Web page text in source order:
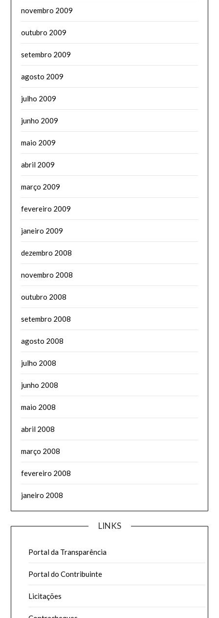
novembro 2009
outubro 2009
setembro 2009
agosto 2009
julho 2009
junho 2009
maio 2009
abril 2009
março 2009
fevereiro 2009
janeiro 2009
dezembro 2008
novembro 2008
outubro 2008
setembro 2008
agosto 2008
julho 2008
junho 2008
maio 2008
abril 2008
março 2008
fevereiro 2008
janeiro 2008
LINKS
Portal da Transparência
Portal do Contribuinte
Licitações